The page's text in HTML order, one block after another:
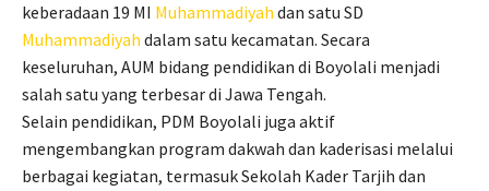
keberadaan 19 MI Muhammadiyah dan satu SD
Muhammadiyah dalam satu kecamatan. Secara
keseluruhan, AUM bidang pendidikan di Boyolali menjadi
salah satu yang terbesar di Jawa Tengah.
Selain pendidikan, PDM Boyolali juga aktif
mengembangkan program dakwah dan kaderisasi melalui
berbagai kegiatan, termasuk Sekolah Kader Tarjih dan